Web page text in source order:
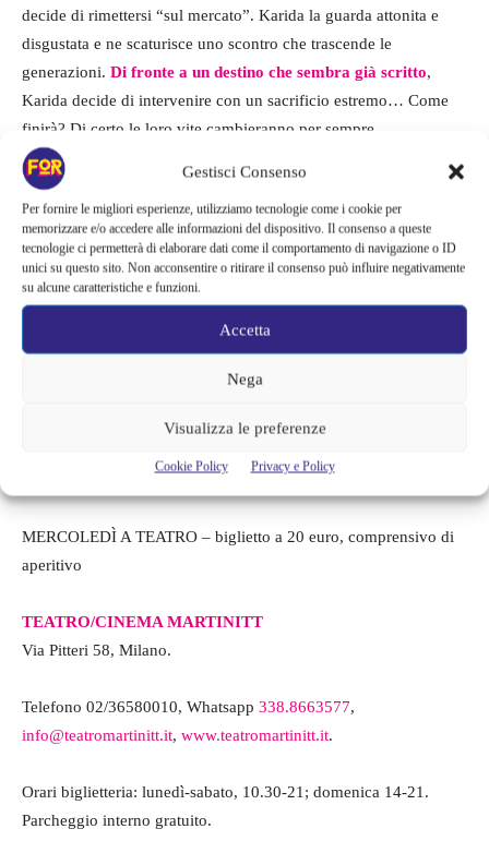
Gestisci Consenso
Per fornire le migliori esperienze, utilizziamo tecnologie come i cookie per
memorizzare e/o accedere alle informazioni del dispositivo. Il consenso a queste
tecnologie ci permetterà di elaborare dati come il comportamento di navigazione o ID
unici su questo sito. Non acconsentire o ritirare il consenso può influire negativamente
su alcune caratteristiche e funzioni.
Accetta
Nega
Visualizza le preferenze
Cookie Policy Privacy e Policy
decide di rimettersi “sul mercato”. Karida la guarda attonita e
disgustata e ne scaturisce uno scontro che trascende le
generazioni. Di fronte a un destino che sembra già scritto,
Karida decide di intervenire con un sacrificio estremo… Come
finirà? Di certo le loro vite cambieranno per sempre.
INFO:
ROMA – BANCO 24– di Gabriella Silvestri, diretto da Federico
Vigorito, con Gabriella Silvestri e Valentina Marziali. Prodotto da
Ginevra Media Production.
Per lo spettacolo sono valide le promozioni:
MARTEDÌ A TEATRO – biglietto a 16 euro anziché 26 euro
MERCOLEDÌ A TEATRO – biglietto a 20 euro, comprensivo di
aperitivo
TEATRO/CINEMA MARTINITT
Via Pitteri 58, Milano.
Telefono 02/36580010, Whatsapp 338.8663577,
info@teatromartinitt.it, www.teatromartinitt.it.
Orari biglietteria: lunedì-sabato, 10.30-21; domenica 14-21.
Parcheggio interno gratuito.